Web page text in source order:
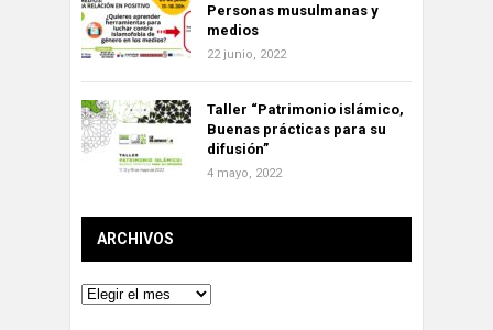
Personas musulmanas y
medios
22 junio, 2022
Taller “Patrimonio islámico,
Buenas prácticas para su
difusión”
4 mayo, 2022
ARCHIVOS
Archivos